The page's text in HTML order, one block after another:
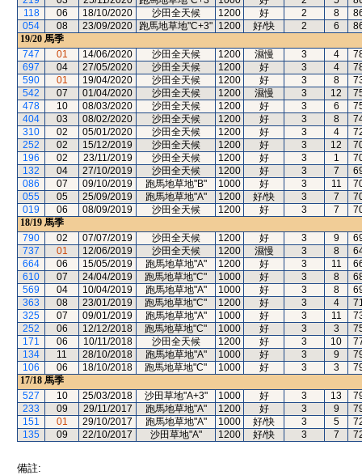
118
06 18/10/2020 沙田全天候 1200 好 2 8
054
08 23/09/2020 跑馬地草地"C+3" 1200 好/快 2 6
19/20 馬季
747
01 14/06/2020 沙田全天候 1200 濕慢 3 4
697
04 27/05/2020 沙田全天候 1200 好 3 4
590
01 19/04/2020 沙田全天候 1200 好 3 8
542
07 01/04/2020 沙田全天候 1200 濕慢 3 12
478
10 08/03/2020 沙田全天候 1200 好 3 6
404
03 08/02/2020 沙田全天候 1200 好 3 8
310
02 05/01/2020 沙田全天候 1200 好 3 4
252
02 15/12/2019 沙田全天候 1200 好 3 12
196
02 23/11/2019 沙田全天候 1200 好 3 1
132
04 27/10/2019 沙田全天候 1200 好 3 7
086
07 09/10/2019 跑馬地草地"B" 1000 好 3 11
055
05 25/09/2019 跑馬地草地"A" 1200 好/快 3 7
019
06 08/09/2019 沙田全天候 1200 好 3 7
18/19 馬季
790
02 07/07/2019 沙田全天候 1200 好 3 9
737
01 12/06/2019 沙田全天候 1200 濕慢 3 8
664
06 15/05/2019 跑馬地草地"A" 1200 好 3 11
610
07 24/04/2019 跑馬地草地"C" 1000 好 3 8
569
04 10/04/2019 跑馬地草地"A" 1000 好 3 8
363
08 23/01/2019 跑馬地草地"C" 1200 好 3 4
325
07 09/01/2019 跑馬地草地"A" 1000 好 3 11
252
06 12/12/2018 跑馬地草地"C" 1000 好 3 3
171
06 10/11/2018 沙田全天候 1200 好 3 10
134
11 28/10/2018 跑馬地草地"A" 1000 好 3 9
106
06 18/10/2018 跑馬地草地"C" 1000 好 3 3
17/18 馬季
527
10 25/03/2018 沙田草地"A+3" 1000 好 3 13
233
09 29/11/2017 跑馬地草地"A" 1200 好 3 9
151
01 29/10/2017 跑馬地草地"A" 1000 好/快 3 5
135
09 22/10/2017 沙田草地"A" 1200 好/快 3 7
備註: